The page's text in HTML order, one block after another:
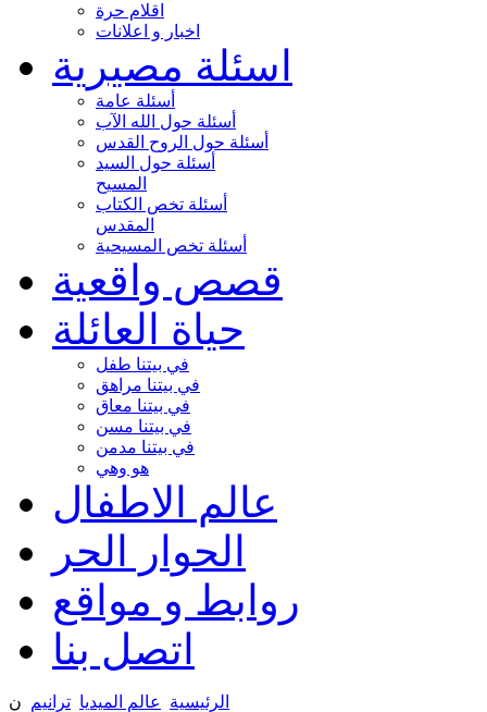
اقلام حرة
اخبار و اعلانات
اسئلة مصيرية
أسئلة عامة
أسئلة حول الله الآب
أسئلة حول الروح القدس
أسئلة حول السيد
المسيح
أسئلة تخص الكتاب
المقدس
أسئلة تخص المسيحية
قصص واقعية
حياة العائلة
في بيتنا طفل
في بيتنا مراهق
في بيتنا معاق
في بيتنا مسن
في بيتنا مدمن
هو وهي
عالم الاطفال
الحوار الحر
روابط و مواقع
اتصل بنا
الرئيسية عالم الميديا ترانيم ن